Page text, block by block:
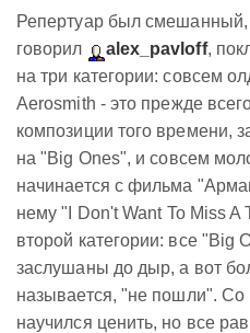
Репертуар был смешанный,
говорил
alex_pavloff,
на три категории: совсем
Aerosmith - это прежде
композиции того времени,
на "Big Ones", и совсем
начинается с фильма
нему "I Don't Want To Miss
второй категории: все "Big
заслушаны до дыр, а вот
называется, "не пошли". Со
научился ценить, но все